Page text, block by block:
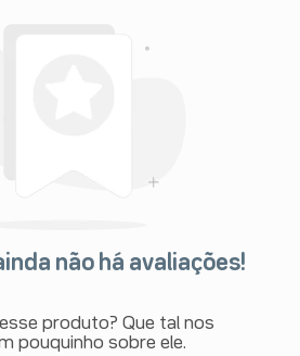
não há avaliações!
produto? Que tal nos
pouquinho sobre ele.